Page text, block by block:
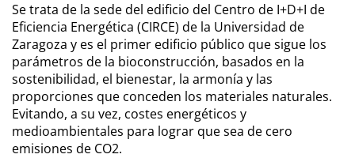
Se trata de la sede del edificio del Centro de I+D+I de
Eficiencia Energética (CIRCE) de la Universidad de
Zaragoza y es el primer edificio público que sigue los
parámetros de la bioconstrucción, basados en la
sostenibilidad, el bienestar, la armonía y las
proporciones que conceden los materiales naturales.
Evitando, a su vez, costes energéticos y
medioambientales para lograr que sea de cero
emisiones de CO2.